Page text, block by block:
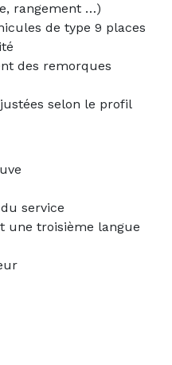
rangement …)
de type 9 places
des remorques
selon le profil
service
une troisième langue